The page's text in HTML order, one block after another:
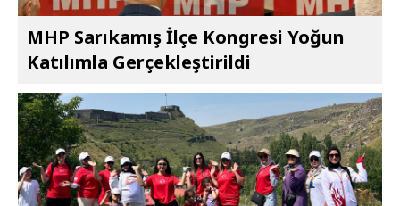
MHP Sarıkamış İlçe Kongresi Yoğun
Katılımla Gerçekleştirildi